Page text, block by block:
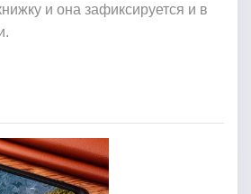
и она зафиксируется и в